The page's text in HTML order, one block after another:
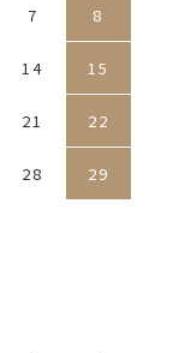
7 8
14 15
21 22
28 29